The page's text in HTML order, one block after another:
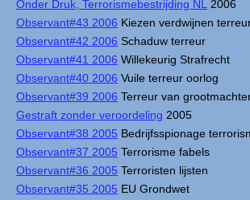
Onder Druk, Terrorismebestrijding NL
2006
Observant#43 2006 Kiezen verdwijnen
Observant#42 2006 Schaduw terreur
Observant#41 2006 Willekeurig Strafrecht
Observant#40 2006 Vuile terreur oorlog
Observant#39 2006 Terreur van
Gestraft zonder veroordeling 2005
Observant#38 2005 Bedrijfsspionage
Observant#37 2005 Terrorisme fabels
Observant#36 2005 Terroristen lijsten
Observant#35 2005 EU Grondwet